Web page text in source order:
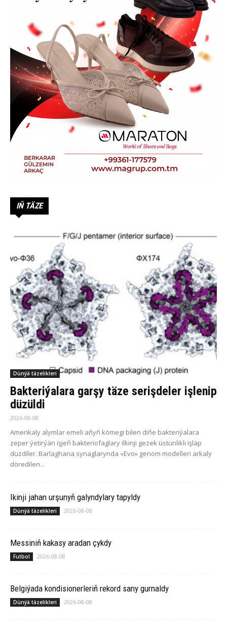
IŇ TÄZE
Dünýä täzelikleri
Bakteriýalara garşy täze serişdeler işlenip
düzüldi
2026-08-08
Amerikaly alymlar emeli aňyň kömegi bilen diňe bakteriýalara
zeper ýetirýän işjeň bakteriofaglary ilkinji gezek üstünlikli işläp
düzdiler. Barlaghana synaglarynda «Evo» genom modelleri arkaly
döredilen...
Ikinji jahan urşunyň galyndylary tapyldy
Dünýä täzelikleri 2026-08-08
Messiniň kakasy aradan çykdy
Futbol 2026-08-08
Belgiýada kondisionerleriň rekord sany gurnaldy
Dünýä täzelikleri 2026-08-08